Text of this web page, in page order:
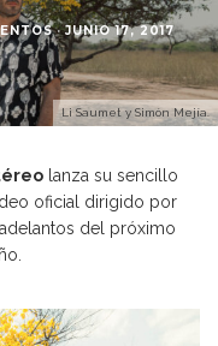
Li Saumet y Simón Mejía.
· JUNIO 17, 2017
lanza su sencillo
oficial dirigido por
del próximo